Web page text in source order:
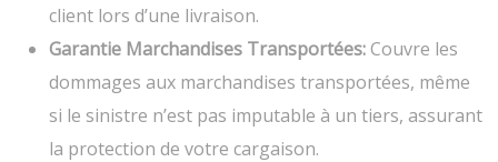
client lors d’une livraison.
Garantie Marchandises Transportées:Couvre les
dommages aux marchandises transportées, même
si le sinistre n’est pas imputable à un tiers, assurant
la protection de votre cargaison.